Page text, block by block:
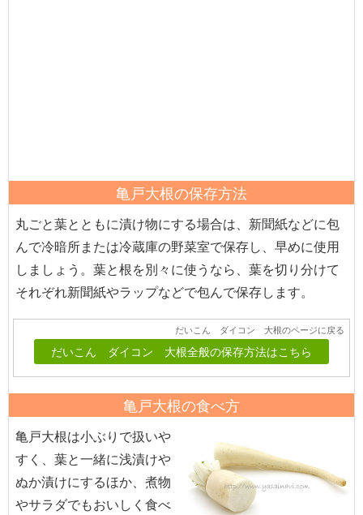
亀戸大根の保存方法
丸ごと葉とともに漬け物にする場合は、新聞紙などに包
んで冷暗所または冷蔵庫の野菜室で保存し、早めに使用
しましょう。葉と根を別々に使うなら、葉を切り分けて
それぞれ新聞紙やラップなどで包んで保存します。
だいこん ダイコン 大根のページに戻る
だいこん ダイコン 大根全般の保存方法はこちら
亀戸大根の食べ方
亀戸大根は小ぶりで扱いや
すく、葉と一緒に浅漬けや
ぬか漬けにするほか、煮物
やサラダでもおいしく食べ